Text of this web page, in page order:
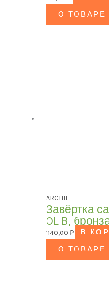
О ТОВАРЕ
ARCHIE
Завёртка
OL B,
1140,00₽
В
О ТОВАРЕ